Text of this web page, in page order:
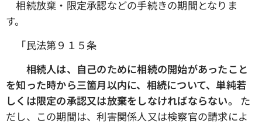
相続放棄・限定承認などの手続きの期間となりま
す。
「民法第９１５条
相続人は、自己のために相続の開始があったこと
を知った時から三箇月以内に、相続について、単純若
しくは限定の承認又は放棄をしなければならない。
た
だし、この期間は、利害関係人又は検察官の請求によ